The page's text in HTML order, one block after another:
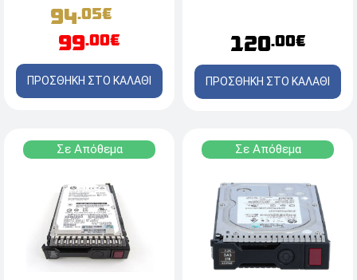
94.05€
99.00€
ΠΡΟΣΘΗΚΗ ΣΤΟ ΚΑΛΑΘΙ
120.00€
ΠΡΟΣΘΗΚΗ ΣΤΟ ΚΑΛΑΘΙ
Σε Απόθεμα Σε Απόθεμα